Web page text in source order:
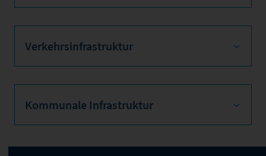
Verkehrsinfrastruktur
Kommunale Infrastruktur